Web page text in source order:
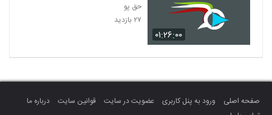
۰۱:۲۶:۰۰
حق پو
۲۷ بازدید
صفحه اصلی ورود به پنل کاربری عضویت در سایت قوانین سایت
درباره ما